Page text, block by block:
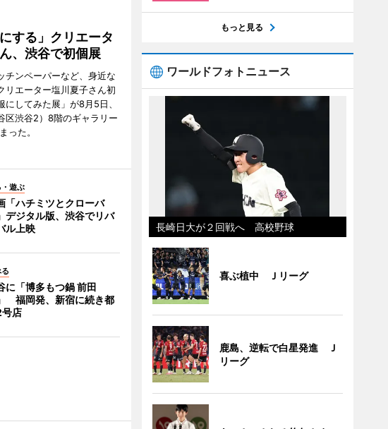
する」クリエータ
、渋谷で初個展
チンペーパーなど、身近な
リエーター塩川夏子さん初
してみた展」が8月5日、
区渋谷2）8階のギャラリー
った。
・遊ぶ
「ハチミツとクローバ
デジタル版、渋谷でリバ
ル上映
に「博多もつ鍋 前田
福岡発、新宿に続き都
店
もっと見る
ワールドフォトニュース
長崎日大が２回戦へ 高校野球
喜ぶ植中 Ｊリーグ
鹿島、逆転で白星発進 Ｊ
リーグ